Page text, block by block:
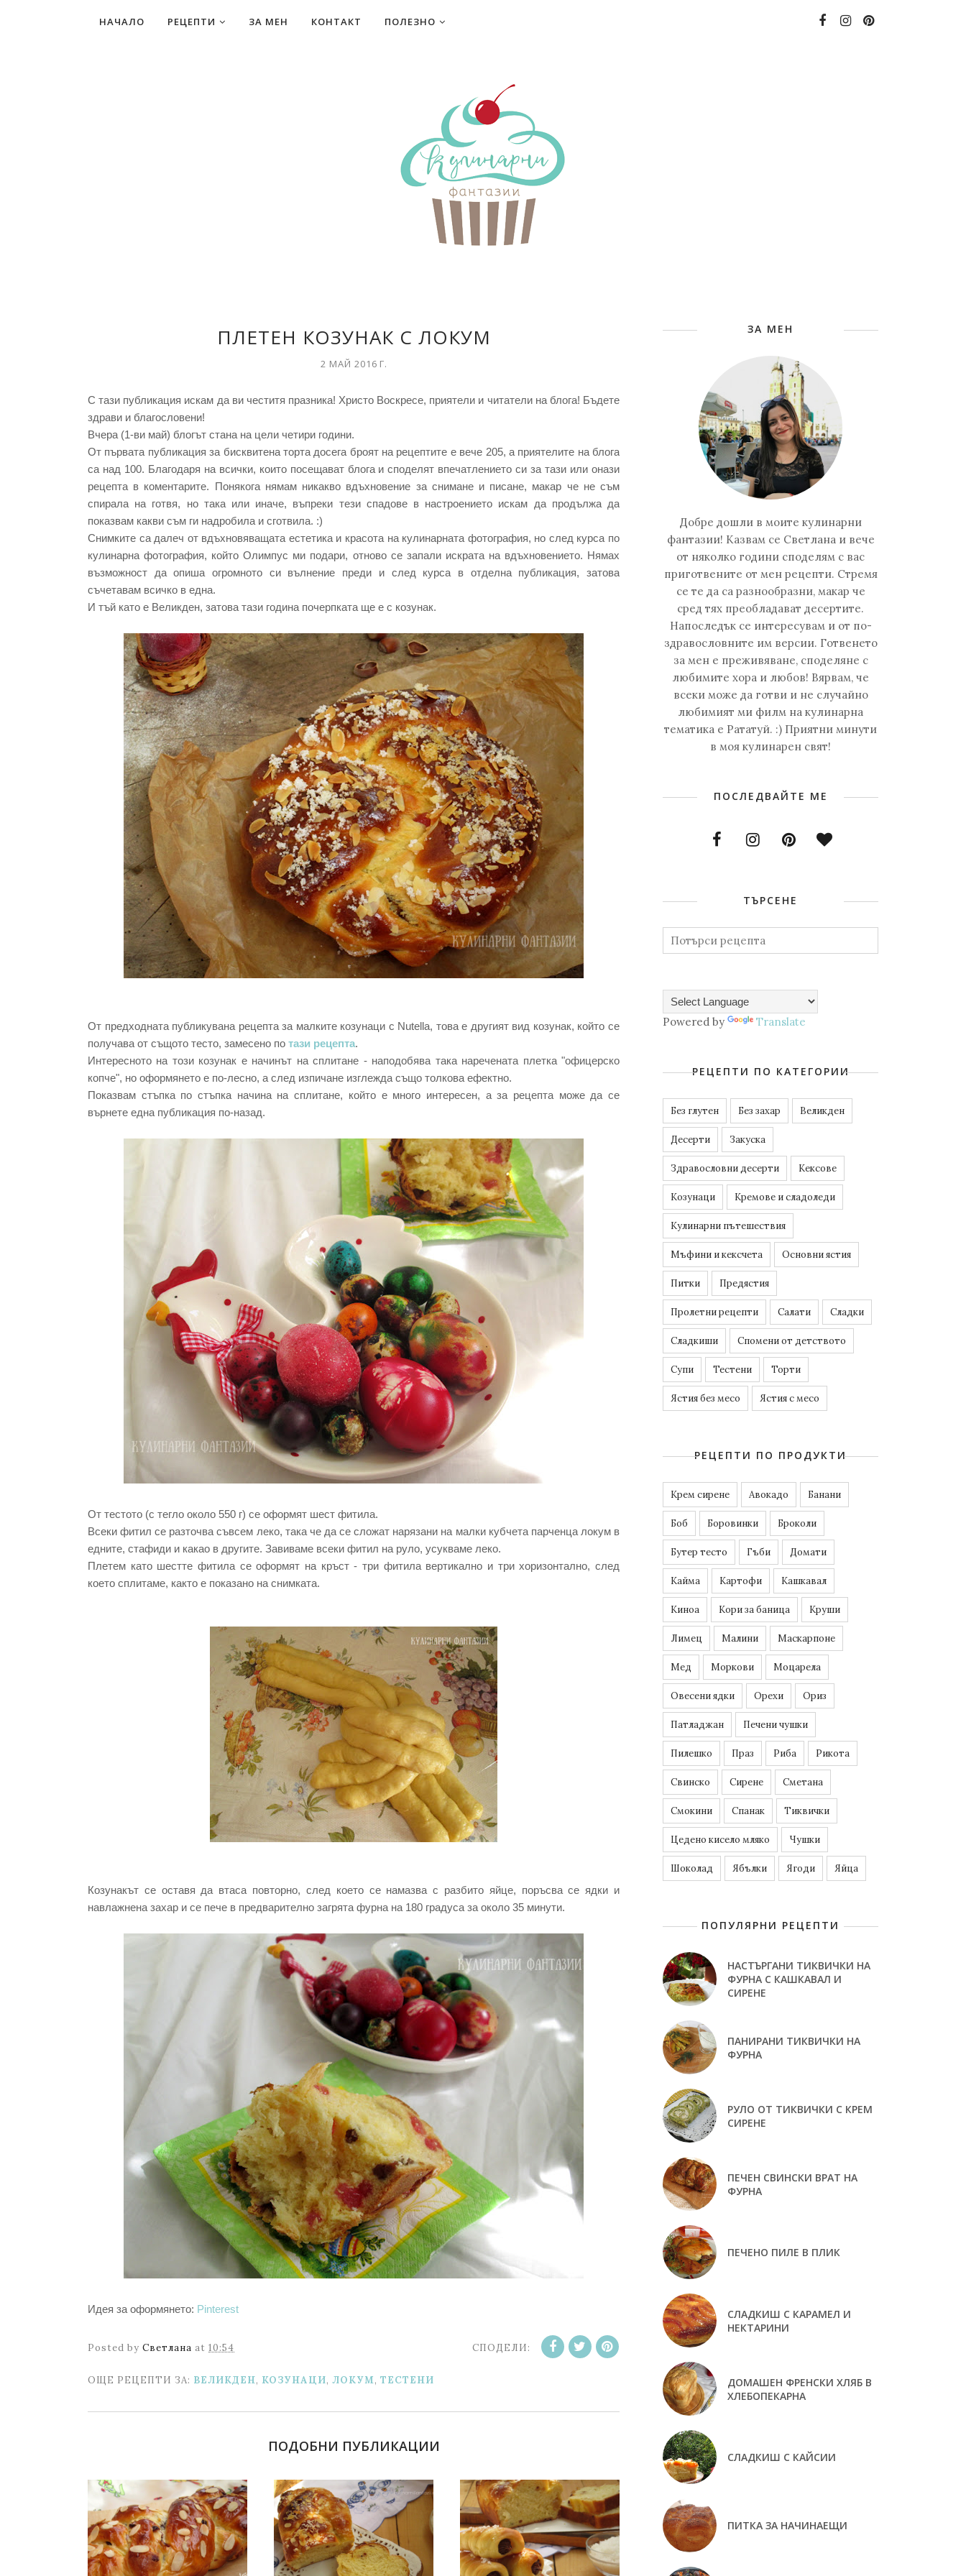
НАЧАЛО РЕЦЕПТИ ЗА МЕН КОНТАКТ ПОЛЕЗНО
ПЛЕТЕН КОЗУНАК С ЛОКУМ
2 МАЙ 2016 Г.
С тази публикация искам да ви честитя празника! Христо Воскресе, приятели и читатели на блога! Бъдете
здрави и благословени!
Вчера (1-ви май) блогът стана на цели четири години.
От първата публикация за бисквитена торта досега броят на рецептите e вече 205, а приятелите на блога
са над 100. Благодаря на всички, които посещават блога и споделят впечатлението си за тази или онази
рецепта в коментарите. Понякога нямам никакво вдъхновение за снимане и писане, макар че не съм
спирала на готвя, но така или иначе, въпреки тези спадове в настроението искам да продължа да
показвам какви съм ги надробила и сготвила. :)
Снимките са далеч от вдъхновяващата естетика и красота на кулинарната фотография, но след курса по
кулинарна фотография, който Олимпус ми подари, отново се запали искрата на вдъхновението. Нямах
възможност да опиша огромното си вълнение преди и след курса в отделна публикация, затова
съчетавам всичко в една.
И тъй като е Великден, затова тази година почерпката ще е с козунак.
От предходната публикувана рецепта за малките козунаци с Nutella, това е другият вид козунак, който се
получава от същото тесто, замесено по тази рецепта.
Интересното на този козунак е начинът на сплитане - наподобява така наречената плетка "офицерско
копче", но оформянето е по-лесно, а след изпичане изглежда също толкова ефектно.
Показвам стъпка по стъпка начина на сплитане, който е много интересен, а за рецепта може да се
върнете една публикация по-назад.
Oт тестото (с тегло около 550 г) се оформят шест фитила.
Всеки фитил се разточва съвсем леко, така че да се сложат нарязани на малки кубчета парченца локум в
едните, стафиди и какао в другите. Завиваме всеки фитил на руло, усукваме леко.
Плетем като шестте фитила се оформят на кръст - три фитила вертикално и три хоризонтално, след
което сплитаме, както е показано на снимката.
Козунакът се оставя да втаса повторно, след което се намазва с разбито яйце, поръсва се ядки и
навлажнена захар и се пече в предварително загрята фурна на 180 градуса за около 35 минути.
Идея за оформянето: Pinterest
Posted by Светлана at 10:54 СПОДЕЛИ:
ОЩЕ РЕЦЕПТИ ЗА: ВЕЛИКДЕН, КОЗУНАЦИ, ЛОКУМ, ТЕСТЕНИ
ПОДОБНИ ПУБЛИКАЦИИ
ЗА МЕН
Добре дошли в моите кулинарни
фантазии! Казвам се Светлана и вече
от няколко години споделям с вас
приготвените от мен рецепти. Стремя
се те да са разнообразни, макар че
сред тях преобладават десертите.
Напоследък се интересувам и от по-
здравословните им версии. Готвенето
за мен е преживяване, споделяне с
любимите хора и любов! Вярвам, че
всеки може да готви и не случайно
любимият ми филм на кулинарна
тематика е Рататуй. :) Приятни минути
в моя кулинарен свят!
ПОСЛЕДВАЙТЕ МЕ
ТЪРСЕНЕ
Powered by Translate
РЕЦЕПТИ ПО КАТЕГОРИИ
Без глутен Без захар Великден
Десерти Закуска
Здравословни десерти Кексове
Козунаци Кремове и сладоледи
Кулинарни пътешествия
Мъфини и кексчета Основни ястия
Питки Предястия
Пролетни рецепти Салати Сладки
Сладкиши Спомени от детството
Супи Тестени Торти
Ястия без месо Ястия с месо
РЕЦЕПТИ ПО ПРОДУКТИ
Kрем сирене Авокадо Банани
Боб Боровинки Броколи
Бутер тесто Гъби Домати
Кайма Картофи Кашкавал
Киноа Кори за баница Круши
Лимец Малини Маскарпоне
Мед Моркови Моцарела
Овесени ядки Орехи Ориз
Патладжан Печени чушки
Пилешко Праз Риба Рикота
Свинско Сирене Сметана
Смокини Спанак Тиквички
Цедено кисело мляко Чушки
Шоколад Ябълки Ягоди Яйца
ПОПУЛЯРНИ РЕЦЕПТИ
НАСТЪРГАНИ ТИКВИЧКИ НА
ФУРНА С КАШКАВАЛ И
СИРЕНЕ
ПАНИРАНИ ТИКВИЧКИ НА
ФУРНА
РУЛО ОТ ТИКВИЧКИ С КРЕМ
СИРЕНЕ
ПЕЧЕН СВИНСКИ ВРАТ НА
ФУРНА
ПЕЧЕНО ПИЛЕ В ПЛИК
СЛАДКИШ С КАРАМЕЛ И
НЕКТАРИНИ
ДОМАШЕН ФРЕНСКИ ХЛЯБ В
ХЛЕБОПЕКАРНА
СЛАДКИШ С КАЙСИИ
ПИТКА ЗА НАЧИНАЕЩИ